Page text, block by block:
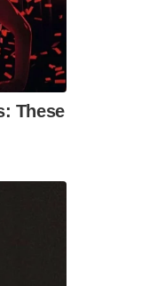
These